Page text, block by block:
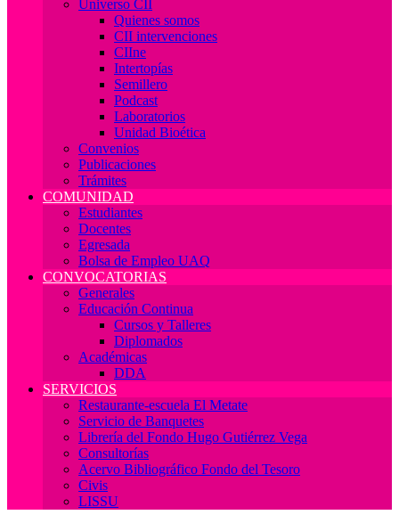
Universo CII
Quienes somos
CII intervenciones
CIIne
Intertopías
Semillero
Podcast
Laboratorios
Unidad Bioética
Convenios
Publicaciones
Trámites
COMUNIDAD
Estudiantes
Docentes
Egresada
Bolsa de Empleo UAQ
CONVOCATORIAS
Generales
Educación Continua
Cursos y Talleres
Diplomados
Académicas
DDA
SERVICIOS
Restaurante-escuela El Metate
Servicio de Banquetes
Librería del Fondo Hugo Gutiérrez Vega
Consultorías
Acervo Bibliográfico Fondo del Tesoro
Civis
LISSU